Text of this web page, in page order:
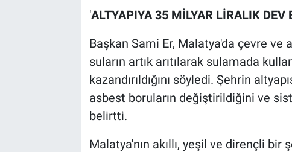
'ALTYAPIYA 35 MİLYAR LİRALIK DEV
Başkan Sami Er, Malatya'da çevre ve
suların artık arıtılarak sulamada
kazandırıldığını söyledi. Şehrin
asbest boruların değiştirildiğini ve
belirtti.
Malatya'nın akıllı, yeşil ve dirençli bir